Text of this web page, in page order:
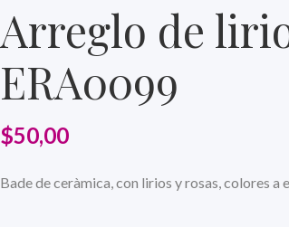
Arreglo de
ERA0099
$50,00
Bade de ceràmica, con lirios y rosas, colores a